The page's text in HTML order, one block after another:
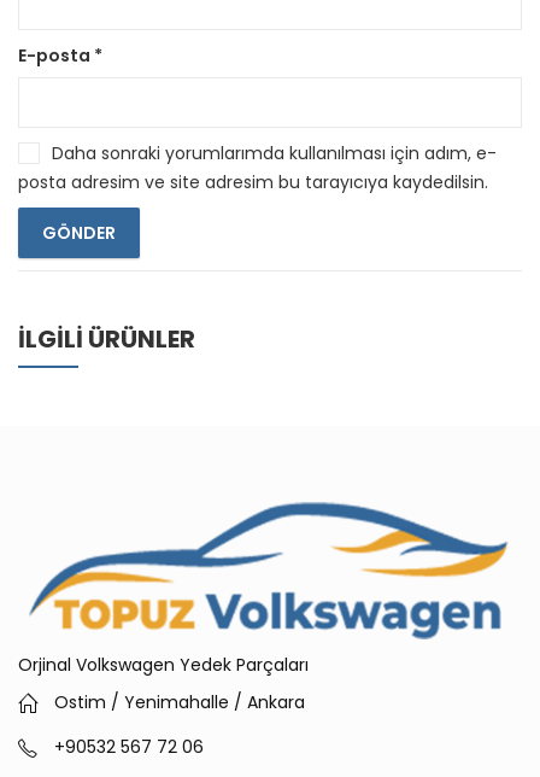
E-posta *
Daha sonraki yorumlarımda kullanılması için adım, e-
posta adresim ve site adresim bu tarayıcıya kaydedilsin.
İLGILI ÜRÜNLER
Orjinal Volkswagen Yedek Parçaları
Ostim / Yenimahalle / Ankara
+90532 567 72 06